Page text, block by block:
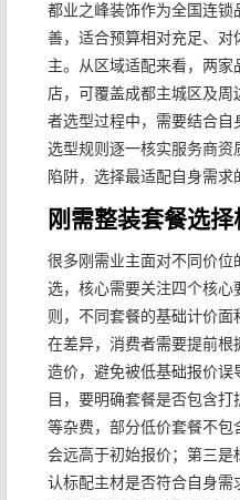
都业之峰装饰作为全国连
善，适合预算相对充足、对
主。从区域适配来看，两家
店，可覆盖成都主城区及
者选型过程中，需要结合
选型规则逐一核实服务商
陷阱，选择最适配自身需求
刚需整装套餐选
很多刚需业主面对不同价
选，核心需要关注四个核心
则，不同套餐的基础计价
在差异，消费者需要提前根
造价，避免被低基础报价
目，要明确套餐是否包含
等杂费，部分低价套餐不
会远高于初始报价；第三是
认标配主材是否符合自身